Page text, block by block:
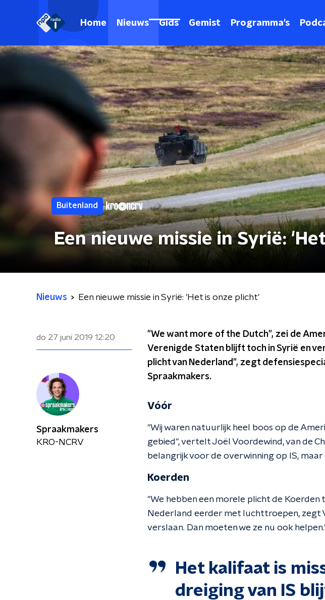
Home Nieuws Gids Gemist Programma's
Buitenland
Een nieuwe missie in Syrië:
Nieuws Een nieuwe missie in Syrië: 'Het is onze plicht'
do 27 juni 2019 12:20
"We want more of the Dutch", zei de
Verenigde Staten blijft toch in Syrië en
plicht van Nederland", zegt
Spraakmakers.
Vóór
"Wij waren natuurlijk heel boos op de
gebied", verteltJoël Voordewind,van de
belangrijk voor de overwinning op IS,
Koerden
"We hebben een morele plicht de
Nederland eerder met luchttroepen, zegt
verslaan. Dan moeten we ze nu ook
Het kalifaat is
dreiging van IS
Spraakmakers
KRO-NCRV